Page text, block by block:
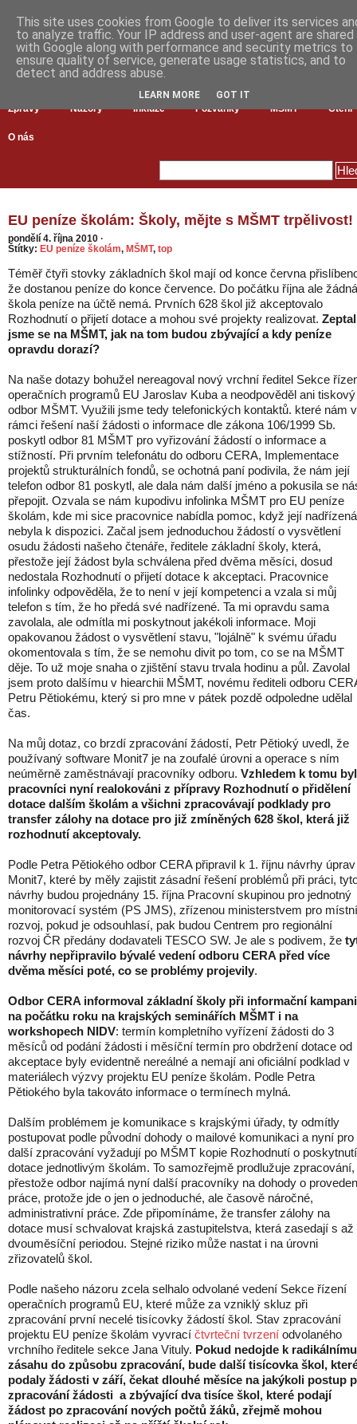
Zprávy Názory Inkluze Pozvánky MŠMT Čtení
O nás
EU peníze školám: Školy, mějte s MŠMT trpělivost!
pondělí 4. října 2010 ·
Štítky: EU peníze školám, MŠMT, top
Téměř čtyři stovky základních škol mají od konce června
že dostanou peníze do konce července. Do počátku října ale žádná
škola peníze na účtě nemá. Prvních 628 škol již akceptovalo
Rozhodnutí o přijetí dotace a mohou své projekty realizovat.
jsme se na MŠMT, jak na tom budou zbývající a kdy peníze
opravdu dorazí?
Na naše dotazy bohužel nereagoval nový vrchní ředitel Sekce
operačních programů EU Jaroslav Kuba a neodpověděl ani tiskový
odbor MŠMT. Využili jsme tedy telefonických kontaktů. které nám v
rámci řešení naší žádosti o informace dle zákona 106/1999 Sb.
poskytl odbor 81 MŠMT pro vyřizování žádostí o informace a
stížností. Při prvním telefonátu do odboru CERA, Implementace
projektů strukturálních fondů, se ochotná paní podivila, že nám její
telefon odbor 81 poskytl, ale dala nám další jméno a pokusila se
přepojit. Ozvala se nám kupodivu infolinka MŠMT pro EU peníze
školám, kde mi sice pracovnice nabídla pomoc, když její nadřízená
nebyla k dispozici. Začal jsem jednoduchou žádostí o vysvětlení
osudu žádosti našeho čtenáře, ředitele základní školy, která,
přestože její žádost byla schválena před dvěma měsíci, dosud
nedostala Rozhodnutí o přijetí dotace k akceptaci. Pracovnice
infolinky odpověděla, že to není v její kompetenci a vzala si můj
telefon s tím, že ho předá své nadřízené. Ta mi opravdu sama
zavolala, ale odmítla mi poskytnout jakékoli informace. Moji
opakovanou žádost o vysvětlení stavu, "lojálně" k svému úřadu
okomentovala s tím, že se nemohu divit po tom, co se na MŠMT
děje. To už moje snaha o zjištění stavu trvala hodinu a půl. Zavolal
jsem proto dalšímu v hiearchii MŠMT, novému řediteli odboru
Petru Pětiokému, který si pro mne v pátek pozdě odpoledne udělal
čas.
Na můj dotaz, co brzdí zpracování žádostí, Petr Pětioký uvedl, že
používaný software Monit7 je na zoufalé úrovni a operace s ním
neúměrně zaměstnávají pracovníky odboru. Vzhledem k tomu
pracovníci nyní realokováni z přípravy Rozhodnutí o přidělení
dotace dalším školám a všichni zpracovávají podklady pro
transfer zálohy na dotace pro již zmíněných 628 škol, která již
rozhodnutí akceptovaly.
Podle Petra Pětiokého odbor CERA připravil k 1. říjnu návrhy úprav
Monit7, které by měly zajistit zásadní řešení problémů při práci,
návrhy budou projednány 15. října Pracovní skupinou pro jednotný
monitorovací systém (PS JMS), zřízenou ministerstvem pro místní
rozvoj, pokud je odsouhlasí, pak budou Centrem pro regionální
rozvoj ČR předány dodavateli TESCO SW. Je ale s podivem, že
návrhy nepřipravilo bývalé vedení odboru CERA před více
dvěma měsíci poté, co se problémy projevily.
Odbor CERA informoval základní školy při informační kampani
na počátku roku na krajských seminářích MŠMT i na
workshopech NIDV: termín kompletního vyřízení žádosti do 3
měsíců od podání žádosti i měsíční termín pro obdržení dotace od
akceptace byly evidentně nereálné a nemají ani oficiální podklad v
materiálech výzvy projektu EU peníze školám. Podle Petra
Pětiokého byla takováto informace o termínech mylná.
Dalším problémem je komunikace s krajskými úřady, ty odmítly
postupovat podle původní dohody o mailové komunikaci a nyní pro
další zpracování vyžadují po MŠMT kopie Rozhodnutí o poskytnutí
dotace jednotlivým školám. To samozřejmě prodlužuje zpracování,
přestože odbor najímá nyní další pracovníky na dohody o
práce, protože jde o jen o jednoduché, ale časově náročné,
administrativní práce. Zde připomínáme, že transfer zálohy na
dotace musí schvalovat krajská zastupitelstva, která zasedají s až
dvouměsíční periodou. Stejné riziko může nastat i na úrovni
zřizovatelů škol.
Podle našeho názoru zcela selhalo odvolané vedení Sekce řízení
operačních programů EU, které může za vzniklý skluz při
zpracování první necelé tisícovky žádostí škol. Stav zpracování
projektu EU peníze školám vyvrací čtvrteční tvrzení odvolaného
vrchního ředitele sekce Jana Vituly. Pokud nedojde k radikálnímu
zásahu do způsobu zpracování, bude další tisícovka škol,
podaly žádosti v září, čekat dlouhé měsíce na jakýkoli postup
zpracování žádosti a zbývající dva tisíce škol, které podají
žádost po zpracování nových počtů žáků, zřejmě mohou
This site uses cookies from Google to deliver its services
to analyze traffic. Your IP address and user-agent are shared
with Google along with performance and security metrics to
ensure quality of service, generate usage statistics, and to
detect and address abuse.
LEARN MORE GOT IT